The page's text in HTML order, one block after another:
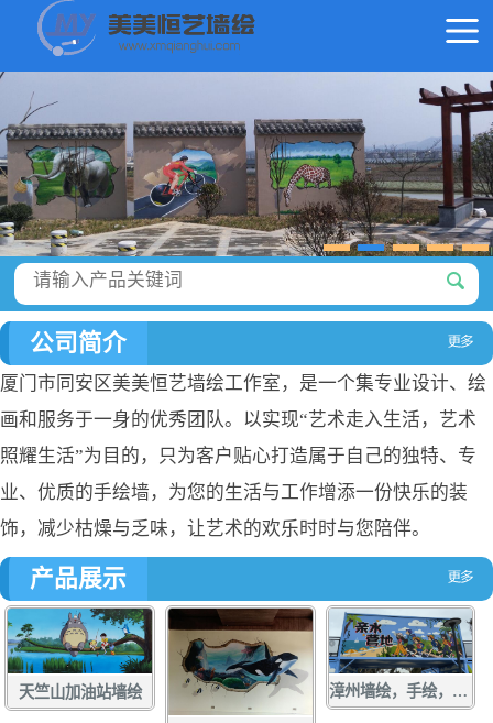
公司简介
厦门市同安区美美恒艺墙绘工作室，是一个集专业设计、绘
画和服务于一身的优秀团队。以实现“艺术走入生活，艺术
照耀生活”为目的，只为客户贴心打造属于自己的独特、专
业、优质的手绘墙，为您的生活与工作增添一份快乐的装
饰，减少枯燥与乏味，让艺术的欢乐时时与您陪伴。
产品展示
天竺山加油站墙绘 漳州墙绘，手绘，土白社龙舟文化中心墙绘，龙江游手绘，亲水营地彩绘，龙江岁月壁画